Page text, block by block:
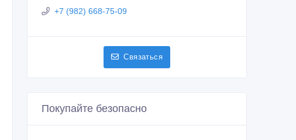
+7 (982) 668-75-09
Связаться
Покупайте безопасно